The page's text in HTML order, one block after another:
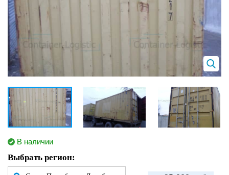
В наличии
Выбрать регион: